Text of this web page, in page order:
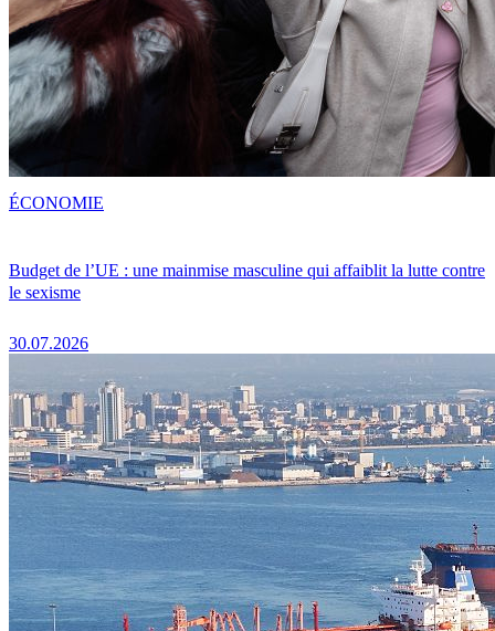
Budget de l’UE : une mainmise masculine qui affaiblit la lutte contre
le sexisme
30.07.2026
ÉCONOMIE